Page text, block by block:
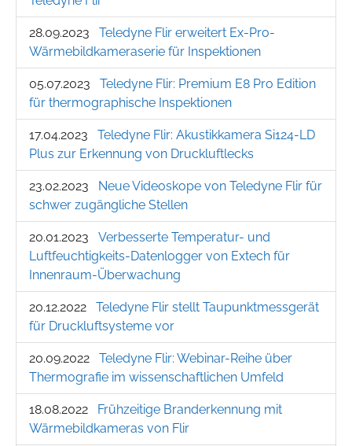
28.09.2023
Teledyne Flir erweitert Ex-Pro-
Wärmebildkameraserie für Inspektionen
05.07.2023
Teledyne Flir: Premium E8 Pro Edition
für thermographische Inspektionen
17.04.2023
Teledyne Flir: Akustikkamera Si124-LD
Plus zur Erkennung von Druckluftlecks
23.02.2023
Neue Videoskope von Teledyne Flir für
schwer zugängliche Stellen
20.01.2023
Verbesserte Temperatur- und
Luftfeuchtigkeits-Datenlogger von Extech für
Innenraum-Überwachung
20.12.2022
Teledyne Flir stellt Taupunktmessgerät
für Druckluftsysteme vor
20.09.2022
Teledyne Flir: Webinar-Reihe über
Thermografie im wissenschaftlichen Umfeld
18.08.2022
Frühzeitige Branderkennung mit
Wärmebildkameras von Flir